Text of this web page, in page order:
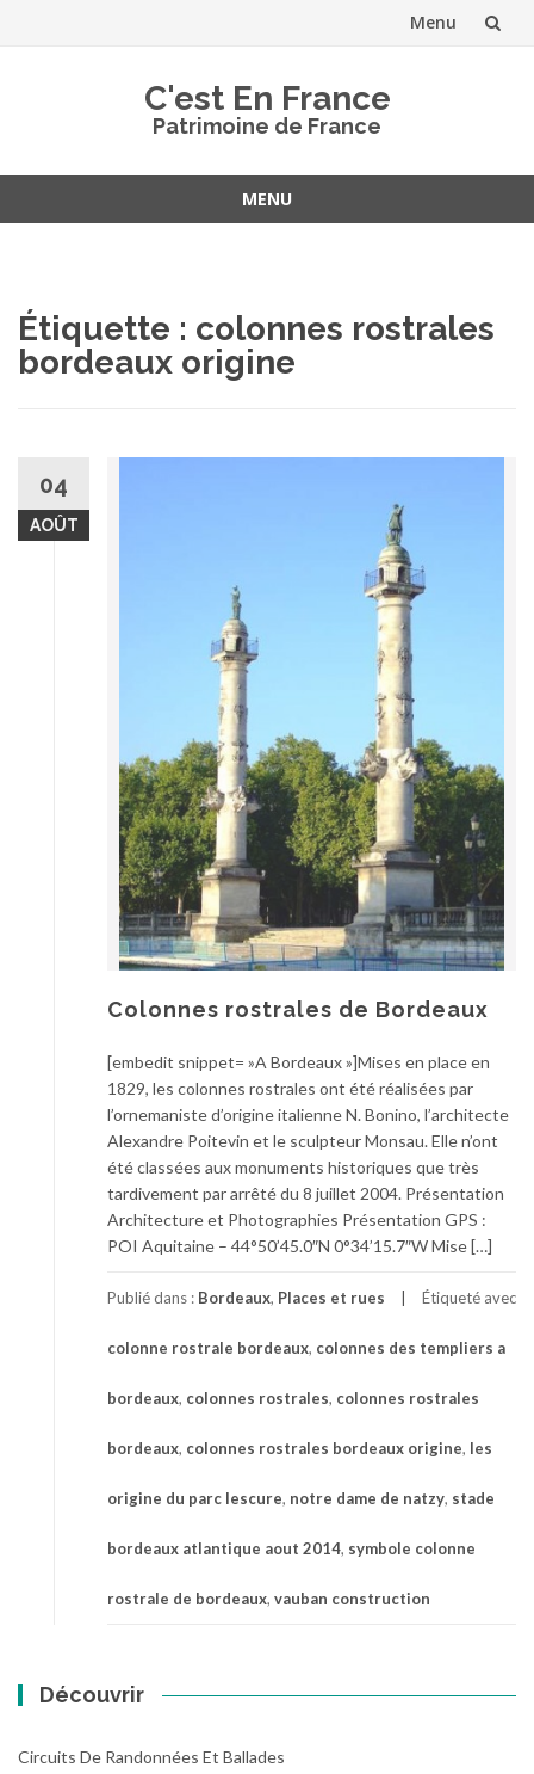
Menu
C'est En France
Patrimoine de France
MENU
Étiquette : colonnes rostrales
bordeaux origine
04
AOÛT
Colonnes rostrales de Bordeaux
[embedit snippet= »A Bordeaux »]Mises en place en
1829, les colonnes rostrales ont été réalisées par
l’ornemaniste d’origine italienne N. Bonino, l’architecte
Alexandre Poitevin et le sculpteur Monsau. Elle n’ont
été classées aux monuments historiques que très
tardivement par arrêté du 8 juillet 2004. Présentation
Architecture et Photographies Présentation GPS :
POI Aquitaine – 44°50’45.0″N 0°34’15.7″W Mise […]
Publié dans : Bordeaux, Places et rues Étiqueté avec
colonne rostrale bordeaux, colonnes des templiers a
bordeaux, colonnes rostrales, colonnes rostrales
bordeaux, colonnes rostrales bordeaux origine, les
origine du parc lescure, notre dame de natzy, stade
bordeaux atlantique aout 2014, symbole colonne
rostrale de bordeaux, vauban construction
Découvrir
Circuits De Randonnées Et Ballades